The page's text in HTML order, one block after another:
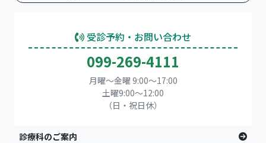
受診予約・お問い合わせ
099-269-4111
月曜～金曜 9:00～17:00
土曜9:00〜12:00
（日・祝日休）
診療科のご案内